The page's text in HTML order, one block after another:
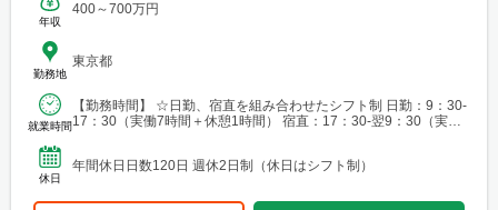
年収
400～700万円
勤務地
東京都
就業時間
【勤務時間】 ☆日勤、宿直を組み合わせたシフト制 日勤：9：30-
17：30（実働7時間＋休憩1時間） 宿直：17：30-翌9：30（実働
休日
年間休日日数120日 週休2日制（休日はシフト制）